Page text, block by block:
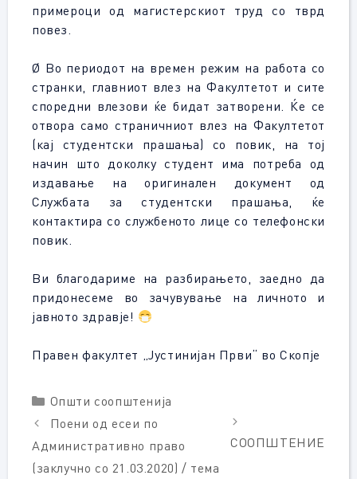
примероци од магистерскиот труд со тврд
повез.
Ø Во периодот на времен режим на работа со
странки, главниот влез на Факултетот и сите
споредни влезови ќе бидат затворени. Ќе се
отвора само страничниот влез на Факултетот
(кај студентски прашања) со повик, на тој
начин што доколку студент има потреба од
издавање на оригинален документ од
Службата за студентски прашања, ќе
контактира со службеното лице со телефонски
повик.
Ви благодариме на разбирањето, заедно да
придонесеме во зачувување на личното и
јавното здравје!
Правен факултет „Јустинијан Први“ во Скопје
Categories
Општи соопштенија
Поени од есеи по
Административно право
(заклучно со 21.03.2020) / тема
СООПШТЕНИЕ